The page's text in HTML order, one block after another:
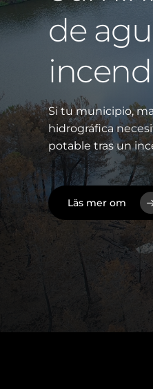
de
Si tu municipio,
hidrográfica
potable tras un
Läs mer om